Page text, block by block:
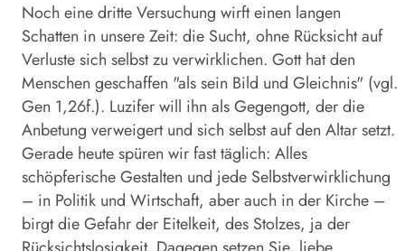
Noch eine dritte Versuchung wirft einen langen
Schatten in unsere Zeit: die Sucht, ohne Rücksicht auf
Verluste sich selbst zu verwirklichen. Gott hat den
Menschen geschaffen "als sein Bild und Gleichnis" (vgl.
Gen 1,26f.). Luzifer will ihn als Gegengott, der die
Anbetung verweigert und sich selbst auf den Altar setzt.
Gerade heute spüren wir fast täglich: Alles
schöpferische Gestalten und jede Selbstverwirklichung
– in Politik und Wirtschaft, aber auch in der Kirche –
birgt die Gefahr der Eitelkeit, des Stolzes, ja der